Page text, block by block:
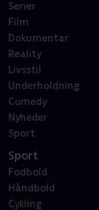
Serier
Film
Dokumentar
Reality
Livsstil
Underholdning
Comedy
Nyheder
Sport
Sport
Fodbold
Håndbold
Cykling